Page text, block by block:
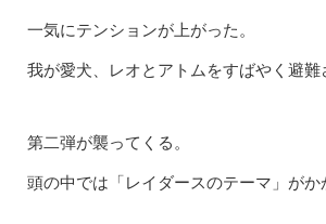
一気にテンションが上がった。
我が愛犬、レオとアトムをすばやく避難
第二弾が襲ってくる。
頭の中では「レイダースのテーマ」がか